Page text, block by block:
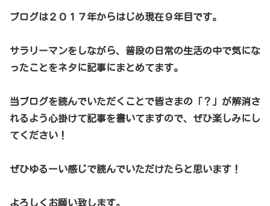
ブログは２０１７年からはじめ現在９年目です。
サラリーマンをしながら、普段の日常の生活の中で気にな
ったことをネタに記事にまとめてます。
当ブログを読んでいただくことで皆さまの「？」が解消さ
れるよう心掛けて記事を書いてますので、ぜひ楽しみにし
てください！
ぜひゆるーい感じで読んでいただけたらと思います！
よろしくお願い致します。